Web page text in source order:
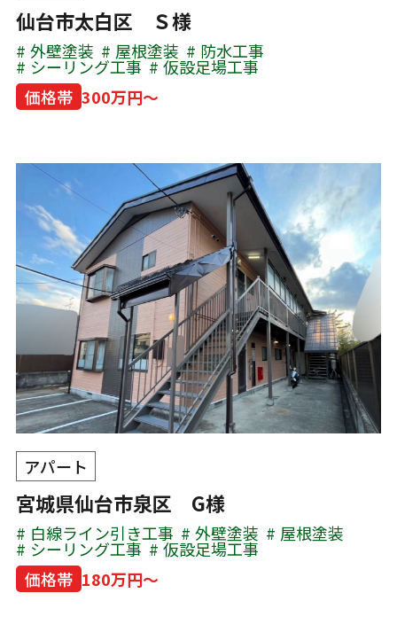
仙台市太白区 Ｓ様
外壁塗装 屋根塗装 防水工事
シーリング工事
仮設足場工事
価格帯 300万円～
アパート
宮城県仙台市泉区 G様
白線ライン引き工事 外壁塗装 屋根塗装
シーリング工事
仮設足場工事
価格帯 180万円～